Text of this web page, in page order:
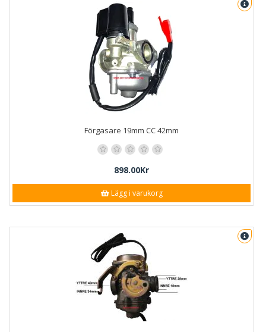
Förgasare 19mm CC 42mm
898.00Kr
Lägg i varukorg